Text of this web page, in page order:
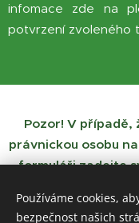
infomace zde na
potvrzení zvoleného
Pozor! V
právnickou osobu
formuláři zadejte
Používáme cookies,
bezpečnost našich